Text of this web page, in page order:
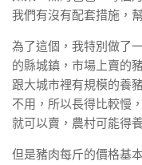
我們有沒有配套措施，
為了這個，我特別做了
的縣城鎮，市場上賣的
跟大城市裡有規模的養
不用，所以長得比較慢
就可以賣，農村可能得
但是豬肉每斤的價格基